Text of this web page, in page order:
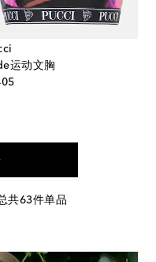
运动文胸
original price
共63件单品